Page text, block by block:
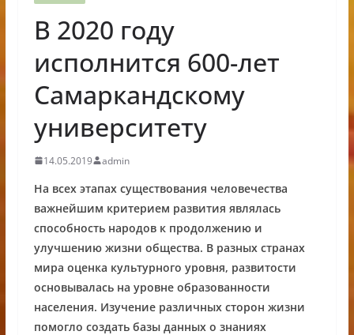
В 2020 году
исполнится 600-лет
Самаркандскому
университету
14.05.2019 admin
На всех этапах существования человечества
важнейшим критерием развития являлась
способность народов к продолжению и
улучшению жизни общества. В разных странах
мира оценка культурного уровня, развитости
основывалась на уровне образованности
населения. Изучение различных сторон жизни
помогло создать базы данных о знаниях